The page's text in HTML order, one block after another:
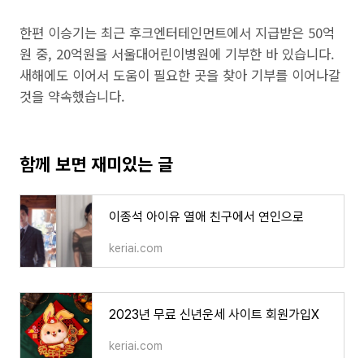
한편 이승기는 최근 후크엔터테인먼트에서 지급받은 50억
원 중, 20억원을 서울대어린이병원에 기부한 바 있습니다.
새해에도 이어서 도움이 필요한 곳을 찾아 기부를 이어나갈
것을 약속했습니다.
함께 보면 재미있는 글
이종석 아이유 열애 친구에서 연인으로
keriai.com
2023년 무료 신년운세 사이트 회원가입X
keriai.com